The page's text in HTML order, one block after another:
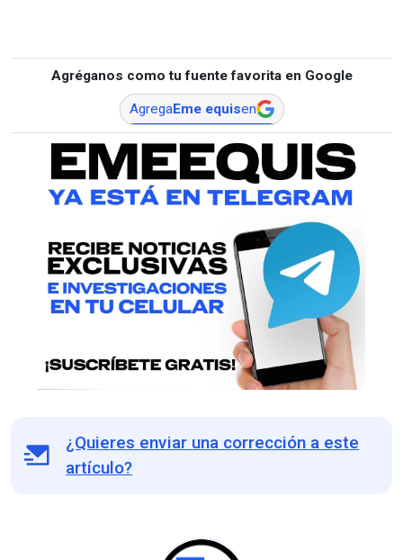
Agréganos como tu fuente favorita en Google
AgregaEme equisen
¿Quieres enviar una corrección a este
artículo?